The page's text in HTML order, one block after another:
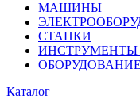
МАШИНЫ
СТАНКИ
Каталог